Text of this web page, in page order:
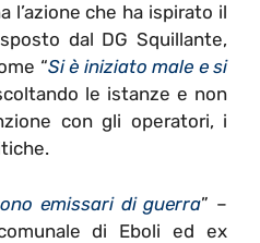
l’azione che ha ispirato il
dal DG Squillante,
“Si è iniziato male e si
le istanze e non
con gli operatori, i
emissari di guerra” –
di Eboli ed ex